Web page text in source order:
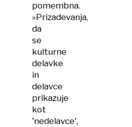
pomembna.
»Prizadevanja,
da
se
kulturne
delavke
in
delavce
prikazuje
kot
'nedelavce',